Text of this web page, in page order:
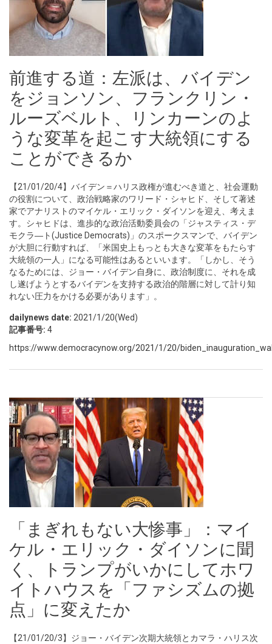
前進する道：左派は、バイデン
をジョンソン、フランクリン・
ルーズベルト、リンカーンのよ
うな変革を起こす大統領にする
ことができるか
【21/01/20/4】バイデン＝ハリス政権が進むべき道と、社会運動
の役割について、政治戦略家のワリード・シャヒド、そして著述
家でアナリストのマイケル・エリック・ダイソンを迎え、考えま
す。シャヒドは、進歩的な政治活動委員会の「ジャスティス・デ
モクラ―ト(Justice Democrats)」のスポークスマンで、バイデン
が大胆に行動すれば、「米国史上もっとも大きな変革をもたらす
大統領の一人」になる可能性はあるといいます。「しかし、そう
なるためには、ジョー・バイデン自身に、政治制度に、それを成
し遂げようとするバイデンを支持する政治的階層に対して計り知
れない圧力をかける必要があります」。
dailynews date: 2021/1/20(Wed)
記事番号: 4
https://www.democracynow.org/2021/1/20/
「まぎれもない大惨事」：マイ
ケル・エリック・ダイソンに聞
く、トランプがいかにしてホワ
イトハウスを「ファシズムの拠
点」に変えたか
【21/01/20/3】ジョー・バイデン次期大統領とカマラ・ハリス次